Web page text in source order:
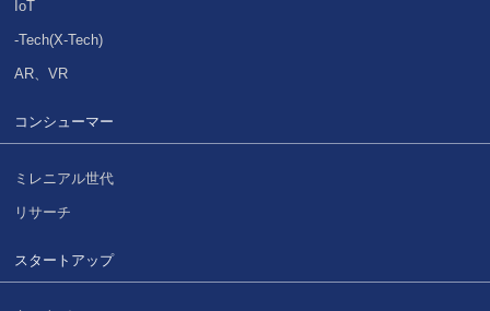
IoT
-Tech(X-Tech)
AR、VR
コンシューマー
ミレニアル世代
リサーチ
スタートアップ